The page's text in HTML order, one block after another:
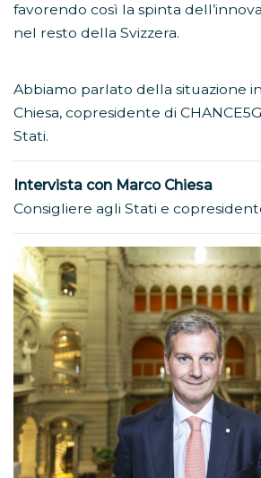
favorendo così la spinta
nel resto della Svizzera.
Abbiamo parlato della situazione
Chiesa, copresidente di
Stati.
Intervista con Marco Chiesa
Consigliere agli Stati e